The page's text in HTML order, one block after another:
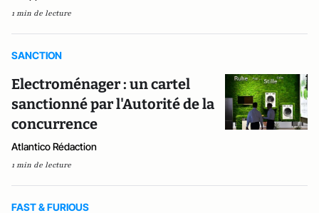
1 min de lecture
SANCTION
Electroménager : un cartel
sanctionné par l'Autorité de la
concurrence
Atlantico Rédaction
1 min de lecture
FAST & FURIOUS